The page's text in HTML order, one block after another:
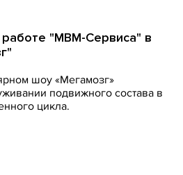
"МВМ-Сервиса" в
шоу «Мегамозг»
подвижного состава в
цикла.